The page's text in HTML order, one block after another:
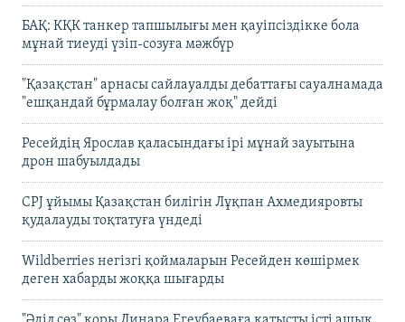
БАҚ: КҚК танкер тапшылығы мен қауіпсіздікке бола
мұнай тиеуді үзіп-созуға мәжбүр
"Қазақстан" арнасы сайлауалды дебаттағы сауалнамада
"ешқандай бұрмалау болған жоқ" дейді
Ресейдің Ярослав қаласындағы ірі мұнай зауытына
дрон шабуылдады
CPJ ұйымы Қазақстан билігін Лұқпан Ахмедияровты
қудалауды тоқтатуға үндеді
Wildberries негізгі қоймаларын Ресейден көшірмек
деген хабарды жоққа шығарды